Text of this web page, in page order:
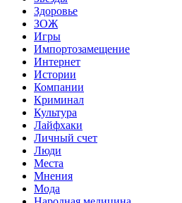
Здоровье
ЗОЖ
Игры
Импортозамещение
Интернет
Истории
Компании
Криминал
Культура
Лайфхаки
Личный счет
Люди
Места
Мнения
Мода